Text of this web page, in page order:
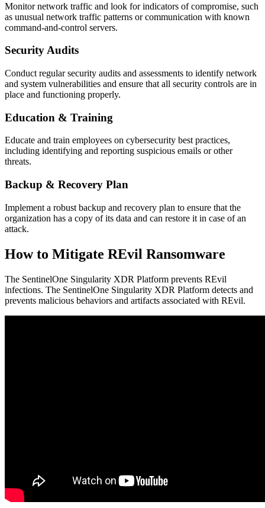
Monitor network traffic and look for indicators of compromise, such
as unusual network traffic patterns or communication with known
command-and-control servers.
Security Audits
Conduct regular security audits and assessments to identify network
and system vulnerabilities and ensure that all security controls are in
place and functioning properly.
Education & Training
Educate and train employees on cybersecurity best practices,
including identifying and reporting suspicious emails or other
threats.
Backup & Recovery Plan
Implement a robust backup and recovery plan to ensure that the
organization has a copy of its data and can restore it in case of an
attack.
How to Mitigate REvil Ransomware
The SentinelOne Singularity XDR Platform prevents REvil
infections. The SentinelOne Singularity XDR Platform detects and
prevents malicious behaviors and artifacts associated with REvil.